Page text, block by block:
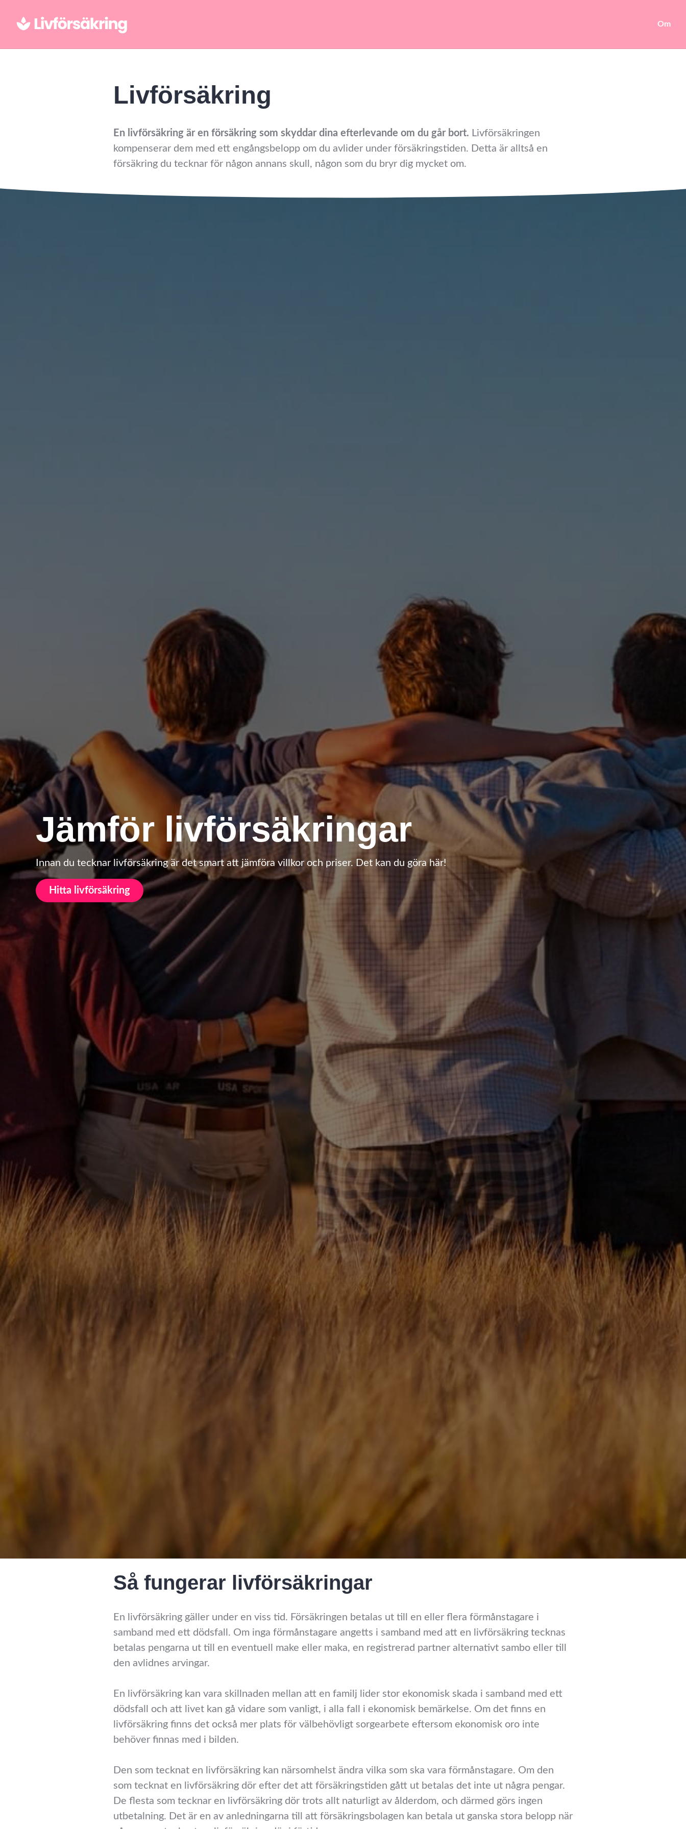
Livförsäkring
Om
Livförsäkring
En livförsäkring är en försäkring som skyddar dina efterlevande om du går bort. Livförsäkringen
kompenserar dem med ett engångsbelopp om du avlider under försäkringstiden. Detta är alltså en
försäkring du tecknar för någon annans skull, någon som du bryr dig mycket om.
Jämför livförsäkringar
Innan du tecknar livförsäkring är det smart att jämföra villkor och priser. Det kan du göra här!
Hitta livförsäkring
Så fungerar livförsäkringar
En livförsäkring gäller under en viss tid. Försäkringen betalas ut till en eller flera förmånstagare i
samband med ett dödsfall. Om inga förmånstagare angetts i samband med att en livförsäkring tecknas
betalas pengarna ut till en eventuell make eller maka, en registrerad partner alternativt sambo eller till
den avlidnes arvingar.
En livförsäkring kan vara skillnaden mellan att en familj lider stor ekonomisk skada i samband med ett
dödsfall och att livet kan gå vidare som vanligt, i alla fall i ekonomisk bemärkelse. Om det finns en
livförsäkring finns det också mer plats för välbehövligt sorgearbete eftersom ekonomisk oro inte
behöver finnas med i bilden.
Den som tecknat en livförsäkring kan närsomhelst ändra vilka som ska vara förmånstagare. Om den
som tecknat en livförsäkring dör efter det att försäkringstiden gått ut betalas det inte ut några pengar.
De flesta som tecknar en livförsäkring dör trots allt naturligt av ålderdom, och därmed görs ingen
utbetalning. Det är en av anledningarna till att försäkringsbolagen kan betala ut ganska stora belopp när